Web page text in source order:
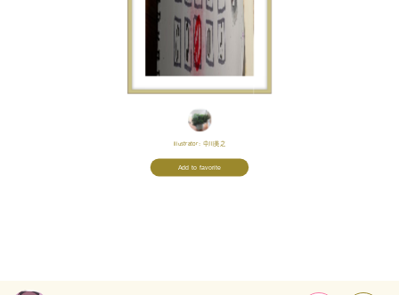
Illustrator: 中川美之
Add to favorite